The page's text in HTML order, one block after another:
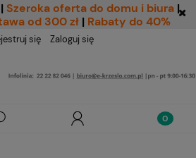
| Szeroka oferta do domu i biura |
od 300 zł | Rabaty do 40%
się Zaloguj się